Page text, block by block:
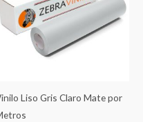
Liso Gris Claro Mate por
desde